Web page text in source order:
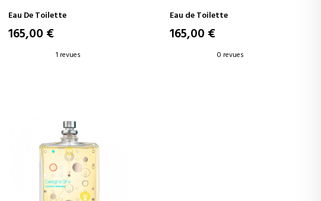
Eau De Toilette
165,00 €
1 revues
Eau de Toilette
165,00 €
0 revues